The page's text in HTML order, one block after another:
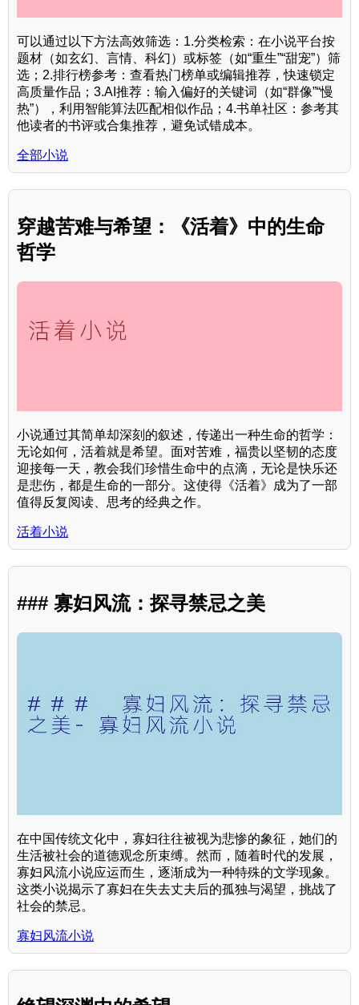
可以通过以下方法高效筛选：1.分类检索：在小说平台按
题材（如玄幻、言情、科幻）或标签（如“重生”“甜宠”）筛
选；2.排行榜参考：查看热门榜单或编辑推荐，快速锁定
高质量作品；3.AI推荐：输入偏好的关键词（如“群像”“慢
热”），利用智能算法匹配相似作品；4.书单社区：参考其
他读者的书评或合集推荐，避免试错成本。
全部小说
穿越苦难与希望：《活着》中的生命
哲学
小说通过其简单却深刻的叙述，传递出一种生命的哲学：
无论如何，活着就是希望。面对苦难，福贵以坚韧的态度
迎接每一天，教会我们珍惜生命中的点滴，无论是快乐还
是悲伤，都是生命的一部分。这使得《活着》成为了一部
值得反复阅读、思考的经典之作。
活着小说
### 寡妇风流：探寻禁忌之美
在中国传统文化中，寡妇往往被视为悲惨的象征，她们的
生活被社会的道德观念所束缚。然而，随着时代的发展，
寡妇风流小说应运而生，逐渐成为一种特殊的文学现象。
这类小说揭示了寡妇在失去丈夫后的孤独与渴望，挑战了
社会的禁忌。
寡妇风流小说